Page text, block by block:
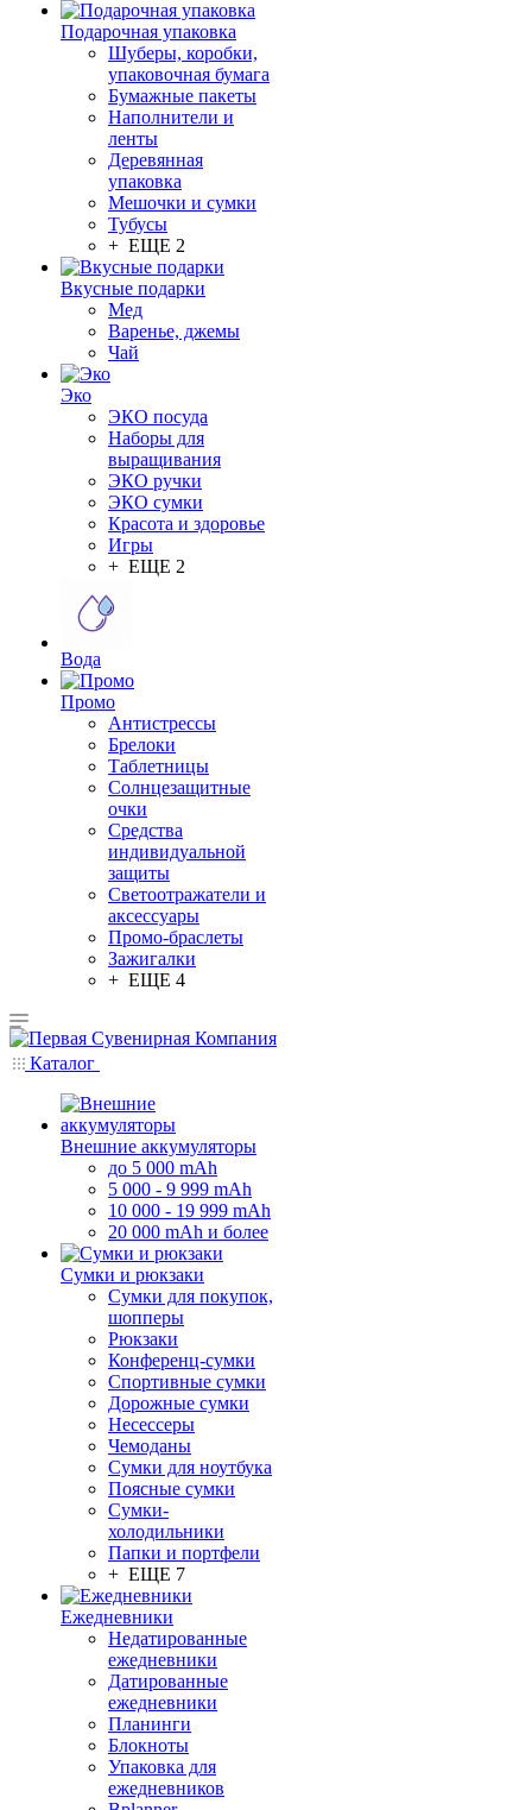
Подарочная упаковка
Шуберы, коробки,
упаковочная бумага
Бумажные пакеты
Наполнители и
ленты
Деревянная
упаковка
Мешочки и сумки
Тубусы
+ ЕЩЕ 2
Вкусные подарки
Мед
Варенье, джемы
Чай
Эко
ЭКО посуда
Наборы для
выращивания
ЭКО ручки
ЭКО сумки
Красота и здоровье
Игры
+ ЕЩЕ 2
Вода
Промо
Антистрессы
Брелоки
Таблетницы
Солнцезащитные
очки
Средства
индивидуальной
защиты
Светоотражатели и
аксессуары
Промо-браслеты
Зажигалки
+ ЕЩЕ 4
Каталог
Внешние аккумуляторы
до 5 000 mAh
5 000 - 9 999 mAh
10 000 - 19 999 mAh
20 000 mAh и более
Сумки и рюкзаки
Сумки для покупок,
шопперы
Рюкзаки
Конференц-сумки
Спортивные сумки
Дорожные сумки
Несессеры
Чемоданы
Сумки для ноутбука
Поясные сумки
Сумки-
холодильники
Папки и портфели
+ ЕЩЕ 7
Ежедневники
Недатированные
ежедневники
Датированные
ежедневники
Планинги
Блокноты
Упаковка для
ежедневников